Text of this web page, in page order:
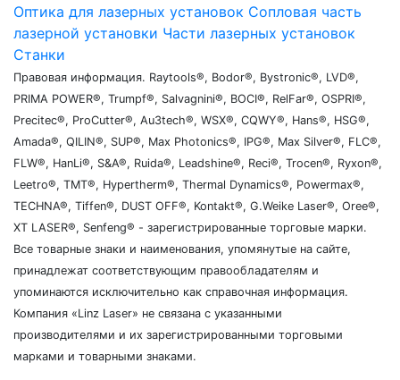
Оптика для лазерных установок Сопловая часть
лазерной установки Части лазерных установок
Станки
Правовая информация. Raytools®, Bodor®, Bystronic®, LVD®,
PRIMA POWER®, Trumpf®, Salvagnini®, BOCI®, RelFar®, OSPRI®,
Precitec®, ProCutter®, Au3tech®, WSX®, CQWY®, Hans®, HSG®,
Amada®, QILIN®, SUP®, Max Photonics®, IPG®, Max Silver®, FLC®,
FLW®, HanLi®, S&A®, Ruida®, Leadshine®, Reci®, Trocen®, Ryxon®,
Leetro®, TMT®, Hypertherm®, Thermal Dynamics®, Powermax®,
TECHNA®, Tiffen®, DUST OFF®, Kontakt®, G.Weike Laser®, Oree®,
XT LASER®, Senfeng® - зарегистрированные торговые марки.
Все товарные знаки и наименования, упомянутые на сайте,
принадлежат соответствующим правообладателям и
упоминаются исключительно как справочная информация.
Компания «Linz Laser» не связана с указанными
производителями и их зарегистрированными торговыми
марками и товарными знаками.